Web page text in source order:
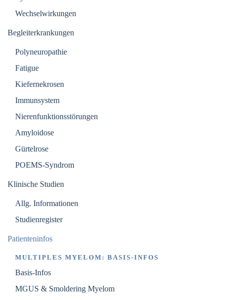
Wechselwirkungen
Begleiterkrankungen
Polyneuropathie
Fatigue
Kiefernekrosen
Immunsystem
Nierenfunktionsstörungen
Amyloidose
Gürtelrose
POEMS-Syndrom
Klinische Studien
Allg. Informationen
Studienregister
Patienteninfos
MULTIPLES MYELOM: BASIS-INFOS
Basis-Infos
MGUS & Smoldering Myelom